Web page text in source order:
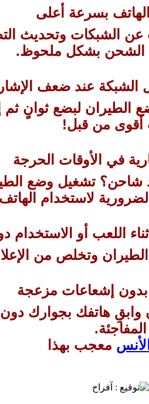
الشبكات وتحديث
الشحن بشكل ملحوظ.
لبضع ثوانٍ ثم
أقوى من قبل!
شاحن؟ تشغيل وضع
لاستخدام
وتخلص من
وابقِ هاتفك بجوارك
المفاجئة.
معجب بهذا